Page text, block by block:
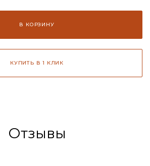
В КОРЗИНУ
КУПИТЬ В 1 КЛИК
Отзывы